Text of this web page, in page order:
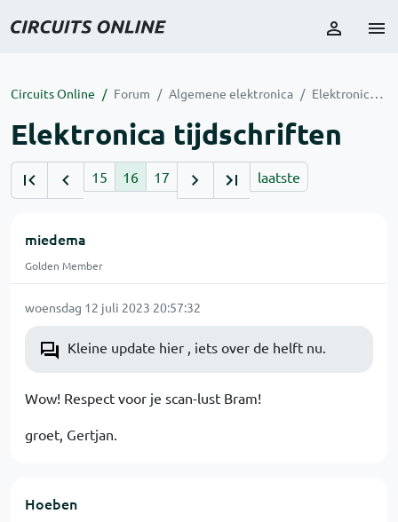
Circuits Online Forum Algemene elektronica Elektronica tijdschriften
Elektronica tijdschriften
15 16 17 laatste
miedema
Golden Member
woensdag 12 juli 2023 20:57:32
Kleine update hier , iets over de helft nu.
Wow! Respect voor je scan-lust Bram!
groet, Gertjan.
Hoeben